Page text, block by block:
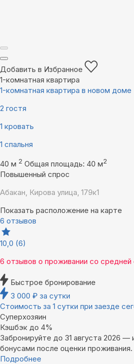
Добавить в Избранное
1-комнатная квартира
1-комнатная квартира в новом доме
2 гостя
1 кровать
1 спальня
40 м 2 Общая площадь: 40 м2
Повышенный спрос
Абакан, Кирова улица, 179к1
Показать расположение на карте
6 отзывов
10,0 (6)
6 отзывов о проживании со средней
Быстрое бронирование
3 000 ₽ за сутки
Стоимость за 1 сутки при заезде
Суперхозяин
Кэшбэк до 4%
Забронируйте до 31 августа 2026 —
бонусами после оценки проживания.
Подробнее